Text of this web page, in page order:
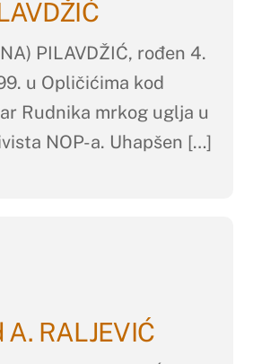
PILAVDŽIĆ, rođen 4.
u Opličićima kod
Rudnika mrkog uglja u
NOP-a. Uhapšen […]
RALJEVIĆ